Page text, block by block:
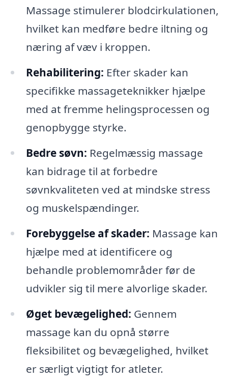
Massage stimulerer blodcirkulationen,
hvilket kan medføre bedre iltning og
næring af væv i kroppen.
Rehabilitering: Efter skader kan
specifikke massageteknikker hjælpe
med at fremme helingsprocessen og
genopbygge styrke.
Bedre søvn: Regelmæssig massage
kan bidrage til at forbedre
søvnkvaliteten ved at mindske stress
og muskelspændinger.
Forebyggelse af skader: Massage kan
hjælpe med at identificere og
behandle problemområder før de
udvikler sig til mere alvorlige skader.
Øget bevægelighed: Gennem
massage kan du opnå større
fleksibilitet og bevægelighed, hvilket
er særligt vigtigt for atleter.